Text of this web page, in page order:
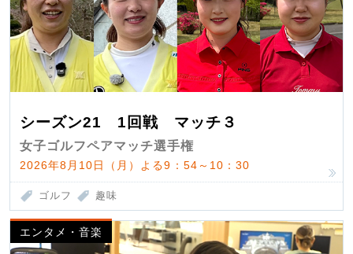
シーズン21 1回戦 マッチ３
女子ゴルフペアマッチ選手権
2026年8月10日（月）よる9：54～10：30
ゴルフ 趣味
エンタメ・音楽